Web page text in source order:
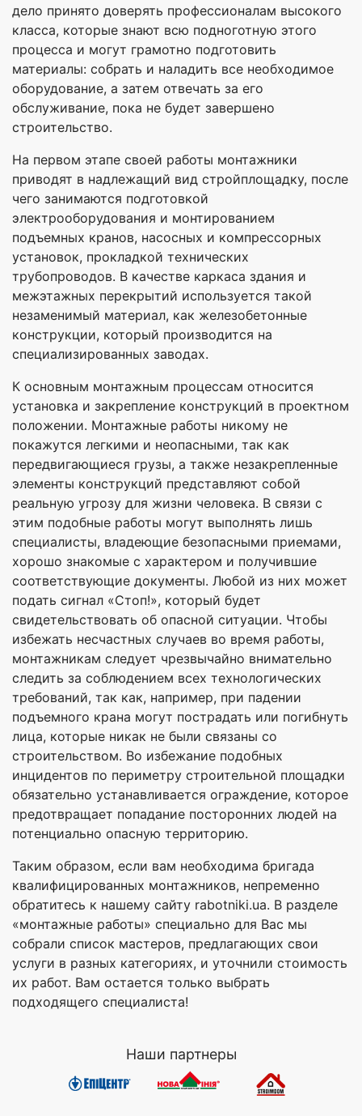
дело принято доверять профессионалам высокого
класса, которые знают всю подноготную этого
процесса и могут грамотно подготовить
материалы: собрать и наладить все необходимое
оборудование, а затем отвечать за его
обслуживание, пока не будет завершено
строительство.
На первом этапе своей работы монтажники
приводят в надлежащий вид стройплощадку, после
чего занимаются подготовкой
электрооборудования и монтированием
подъемных кранов, насосных и компрессорных
установок, прокладкой технических
трубопроводов. В качестве каркаса здания и
межэтажных перекрытий используется такой
незаменимый материал, как железобетонные
конструкции, который производится на
специализированных заводах.
К основным монтажным процессам относится
установка и закрепление конструкций в проектном
положении. Монтажные работы никому не
покажутся легкими и неопасными, так как
передвигающиеся грузы, а также незакрепленные
элементы конструкций представляют собой
реальную угрозу для жизни человека. В связи с
этим подобные работы могут выполнять лишь
специалисты, владеющие безопасными приемами,
хорошо знакомые с характером и получившие
соответствующие документы. Любой из них может
подать сигнал «Стоп!», который будет
свидетельствовать об опасной ситуации. Чтобы
избежать несчастных случаев во время работы,
монтажникам следует чрезвычайно внимательно
следить за соблюдением всех технологических
требований, так как, например, при падении
подъемного крана могут пострадать или погибнуть
лица, которые никак не были связаны со
строительством. Во избежание подобных
инцидентов по периметру строительной площадки
обязательно устанавливается ограждение, которое
предотвращает попадание посторонних людей на
потенциально опасную территорию.
Таким образом, если вам необходима бригада
квалифицированных монтажников, непременно
обратитесь к нашему сайту rabotniki.ua. В разделе
«монтажные работы» специально для Вас мы
собрали список мастеров, предлагающих свои
услуги в разных категориях, и уточнили стоимость
их работ. Вам остается только выбрать
подходящего специалиста!
Наши партнеры